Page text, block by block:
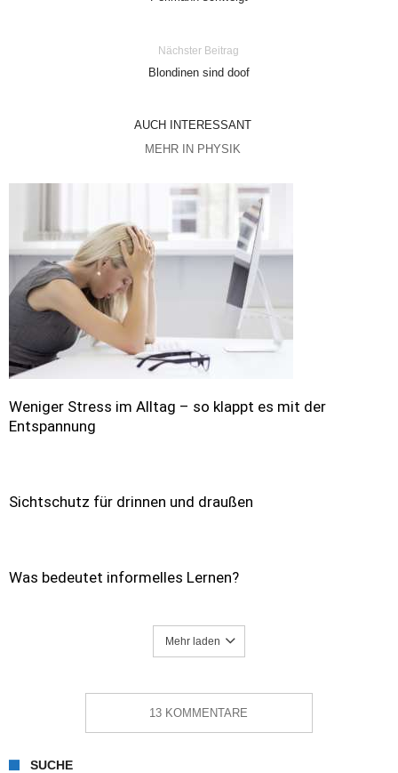
Nächster Beitrag
Blondinen sind doof
AUCH INTERESSANT
MEHR IN PHYSIK
Weniger Stress im Alltag – so klappt es mit der
Entspannung
Sichtschutz für drinnen und draußen
Was bedeutet informelles Lernen?
Mehr laden
13 KOMMENTARE
SUCHE